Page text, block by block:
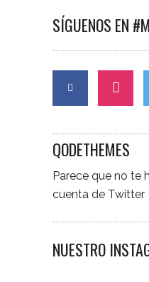
SÍGUENOS EN
QODETHEMES
Parece que no te
cuenta de Twitter
NUESTRO